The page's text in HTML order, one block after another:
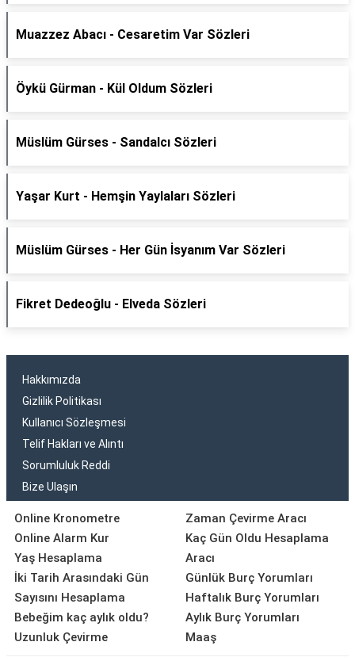
Muazzez Abacı - Cesaretim Var Sözleri
Öykü Gürman - Kül Oldum Sözleri
Müslüm Gürses - Sandalcı Sözleri
Yaşar Kurt - Hemşin Yaylaları Sözleri
Müslüm Gürses - Her Gün İsyanım Var Sözleri
Fikret Dedeoğlu - Elveda Sözleri
Hakkımızda
Gizlilik Politikası
Kullanıcı Sözleşmesi
Telif Hakları ve Alıntı
Sorumluluk Reddi
Bize Ulaşın
Online Kronometre
Online Alarm Kur
Yaş Hesaplama
İki Tarih Arasındaki Gün
Sayısını Hesaplama
Bebeğim kaç aylık oldu?
Uzunluk Çevirme
Zaman Çevirme Aracı
Kaç Gün Oldu Hesaplama
Aracı
Günlük Burç Yorumları
Haftalık Burç Yorumları
Aylık Burç Yorumları
Maaş